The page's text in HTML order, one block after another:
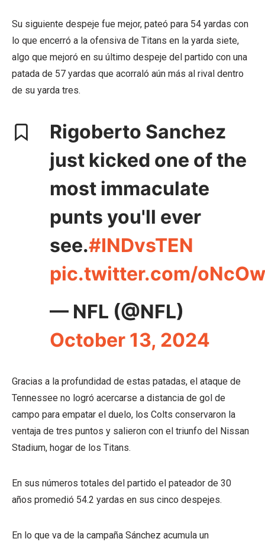
Su siguiente despeje fue mejor, pateó para 54 yardas con
lo que encerró a la ofensiva de Titans en la yarda siete,
algo que mejoró en su último despeje del partido con una
patada de 57 yardas que acorraló aún más al rival dentro
de su yarda tres.
Rigoberto Sanchez
just kicked one of the
most immaculate
punts you'll ever
see.#INDvsTEN
pic.twitter.com/
— NFL (@NFL)
October 13, 2024
Gracias a la profundidad de estas patadas, el ataque de
Tennessee no logró acercarse a distancia de gol de
campo para empatar el duelo, los Colts conservaron la
ventaja de tres puntos y salieron con el triunfo del Nissan
Stadium, hogar de los Titans.
En sus números totales del partido el pateador de 30
años promedió 54.2 yardas en sus cinco despejes.
En lo que va de la campaña Sánchez acumula un